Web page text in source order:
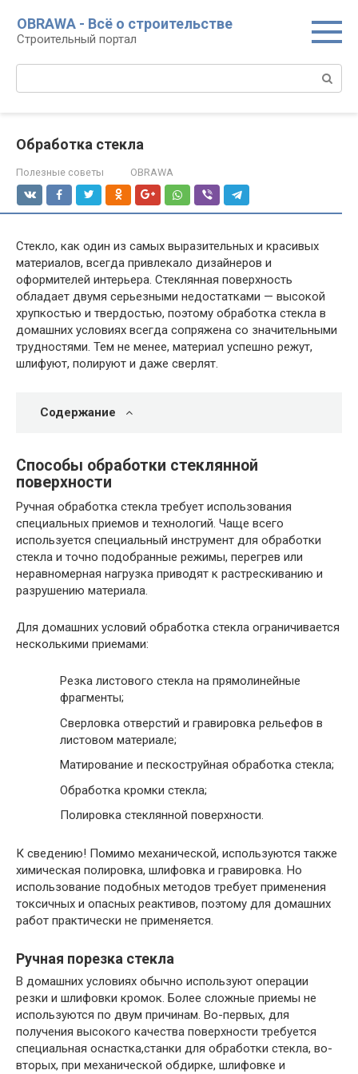
контенту
OBRAWA - Всё о строительстве
Строительный портал
Обработка стекла
Полезные советы OBRAWA
Стекло, как один из самых выразительных и красивых
материалов, всегда привлекало дизайнеров и
оформителей интерьера. Стеклянная поверхность
обладает двумя серьезными недостатками — высокой
хрупкостью и твердостью, поэтому обработка стекла в
домашних условиях всегда сопряжена со значительными
трудностями. Тем не менее, материал успешно режут,
шлифуют, полируют и даже сверлят.
Содержание
Способы обработки стеклянной
поверхности
Ручная обработка стекла требует использования
специальных приемов и технологий. Чаще всего
используется специальный инструмент для обработки
стекла и точно подобранные режимы, перегрев или
неравномерная нагрузка приводят к растрескиванию и
разрушению материала.
Для домашних условий обработка стекла ограничивается
несколькими приемами:
Резка листового стекла на прямолинейные
фрагменты;
Сверловка отверстий и гравировка рельефов в
листовом материале;
Матирование и пескоструйная обработка стекла;
Обработка кромки стекла;
Полировка стеклянной поверхности.
К сведению! Помимо механической, используются также
химическая полировка, шлифовка и гравировка. Но
использование подобных методов требует применения
токсичных и опасных реактивов, поэтому для домашних
работ практически не применяется.
Ручная порезка стекла
В домашних условиях обычно используют операции
резки и шлифовки кромок. Более сложные приемы не
используются по двум причинам. Во-первых, для
получения высокого качества поверхности требуется
специальная оснастка,станки для обработки стекла, во-
вторых, при механической обдирке, шлифовке и